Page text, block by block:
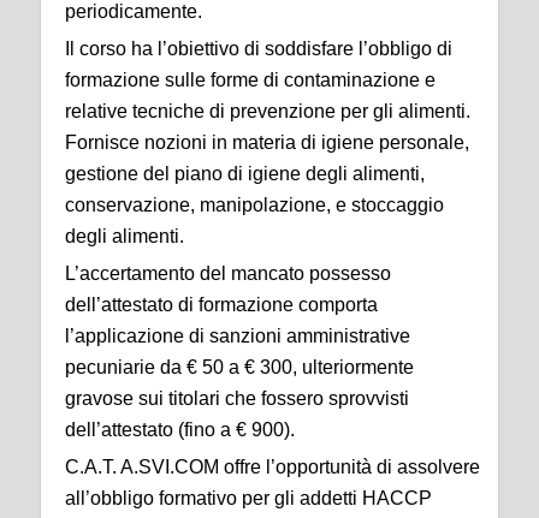
periodicamente.
Il corso ha l’obiettivo di soddisfare l’obbligo di
formazione sulle forme di contaminazione e
relative tecniche di prevenzione per gli alimenti.
Fornisce nozioni in materia di igiene personale,
gestione del piano di igiene degli alimenti,
conservazione, manipolazione, e stoccaggio
degli alimenti.
L’accertamento del mancato possesso
dell’attestato di formazione comporta
l’applicazione di sanzioni amministrative
pecuniarie da € 50 a € 300, ulteriormente
gravose sui titolari che fossero sprovvisti
dell’attestato (fino a € 900).
C.A.T. A.SVI.COM offre l’opportunità di assolvere
all’obbligo formativo per gli addetti HACCP